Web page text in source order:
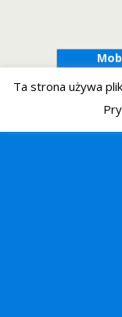
Ta strona używa